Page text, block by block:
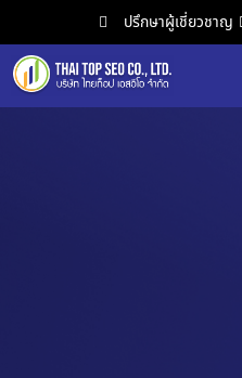
ปรึกษาผู้เชี่ยวชาญ